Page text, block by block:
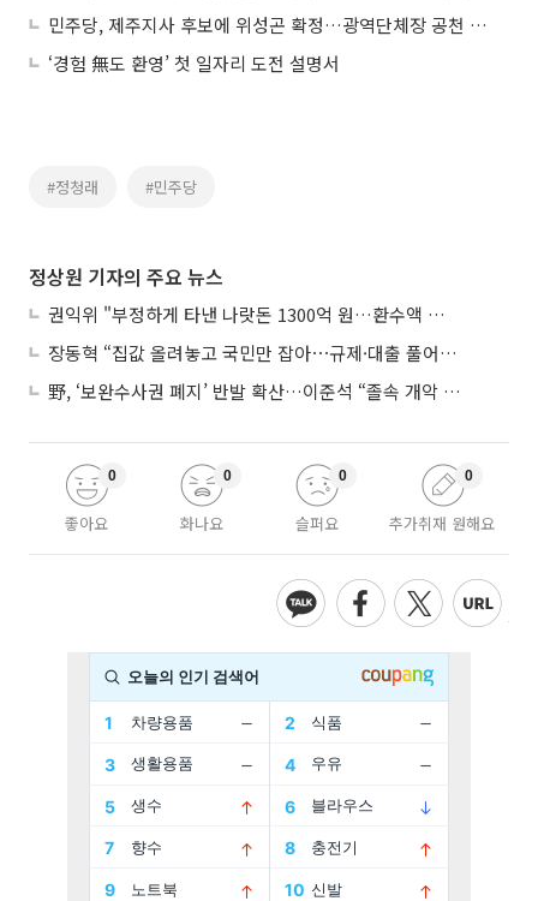
민주당, 제주지사 후보에 위성곤 확정…광역단체장 공천 완료
‘경험 無도 환영’ 첫 일자리 도전 설명서
#정청래 #민주당
정상원 기자의 주요 뉴스
권익위 "부정하게 타낸 나랏돈 1300억 원…환수액 역대 최대"
장동혁 “집값 올려놓고 국민만 잡아⋯규제·대출 풀어야”
野, ‘보완수사권 폐지’ 반발 확산…이준석 “졸속 개악 입법”
좋아요
0
화나요
0
슬퍼요
0
추가취재 원해요
0